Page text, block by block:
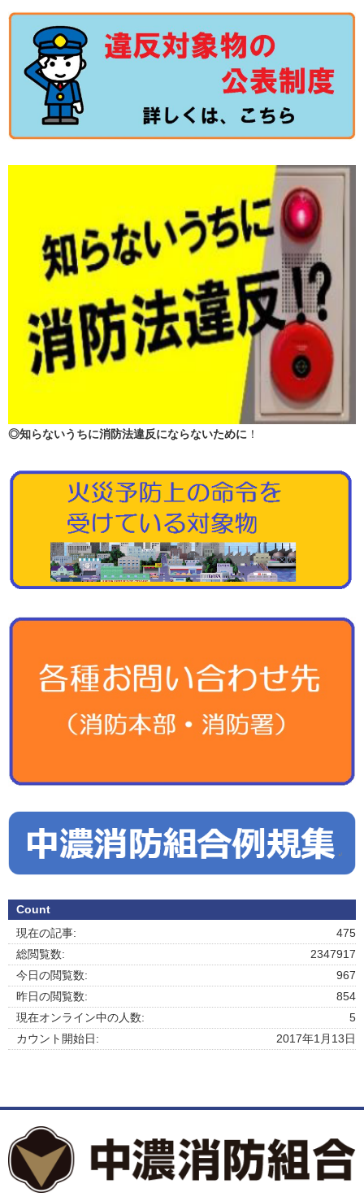
◎知らないうちに消防法違反にならないために ！
Count
475
現在の記事:
2347917
総閲覧数:
967
今日の閲覧数:
854
昨日の閲覧数:
5
現在オンライン中の人数:
2017年1月13日
カウント開始日: